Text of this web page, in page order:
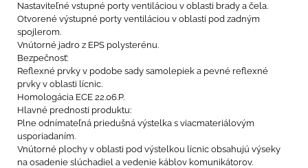
Nastaviteľné vstupné porty ventiláciou v oblasti brady a čela.
Otvorené výstupné porty ventiláciou v oblasti pod zadným
spojlerom.
Vnútorné jadro z EPS polysterénu.
Bezpečnosť:
Reflexné prvky v podobe sady samolepiek a pevné reflexné
prvky v oblasti lícnic.
Homologácia ECE 22.06.P.
Hlavné prednosti produktu:
Plne odnímateľná priedušná výstelka s viacmateriálovým
usporiadaním.
Vnútorné plochy v oblasti pod výstelkou lícnic obsahujú výseky
na osadenie slúchadiel a vedenie káblov komunikátorov.